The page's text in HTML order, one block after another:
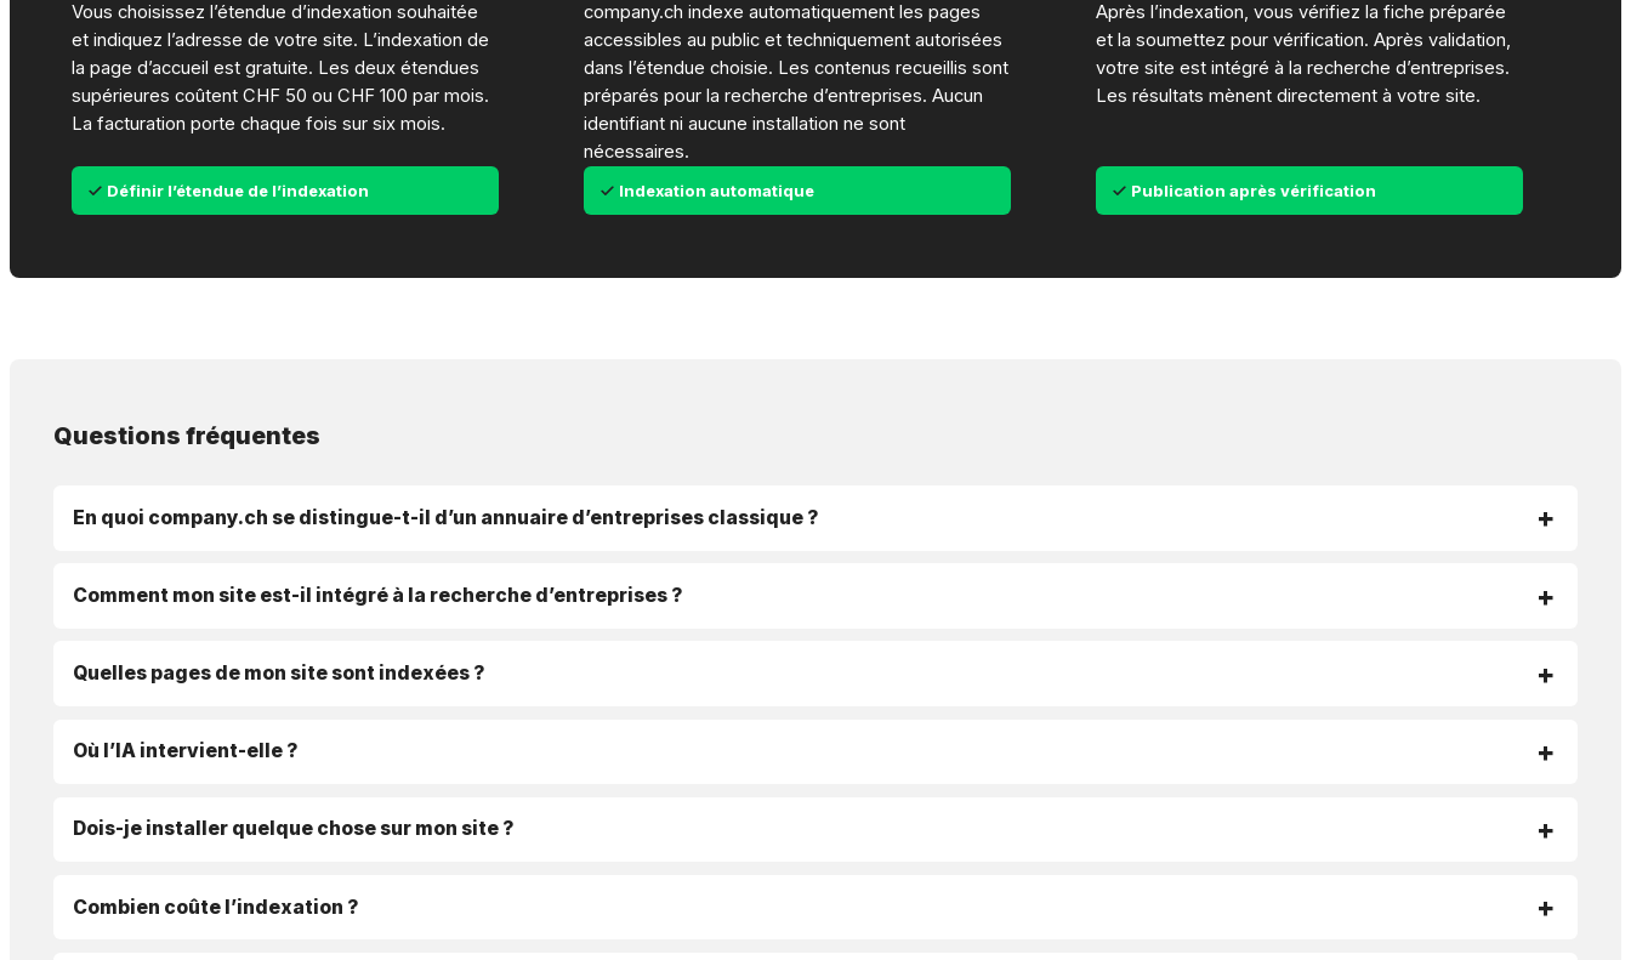
Vous choisissez l’étendue d’indexation souhaitée
et indiquez l’adresse de votre site. L’indexation de
la page d’accueil est gratuite. Les deux étendues
supérieures coûtent CHF 50 ou CHF 100 par mois.
La facturation porte chaque fois sur six mois.
Définir l’étendue de l’indexation
company.ch indexe automatiquement les pages
accessibles au public et techniquement autorisées
dans l’étendue choisie. Les contenus recueillis sont
préparés pour la recherche d’entreprises. Aucun
identifiant ni aucune installation ne sont
nécessaires.
Indexation automatique
Après l’indexation, vous vérifiez la fiche préparée
et la soumettez pour vérification. Après validation,
votre site est intégré à la recherche d’entreprises.
Les résultats mènent directement à votre site.
Publication après vérification
Questions fréquentes
En quoi company.ch se distingue-t-il d’un annuaire d’entreprises classique ?
Comment mon site est-il intégré à la recherche d’entreprises ?
Quelles pages de mon site sont indexées ?
Où l’IA intervient-elle ?
Dois-je installer quelque chose sur mon site ?
Combien coûte l’indexation ?